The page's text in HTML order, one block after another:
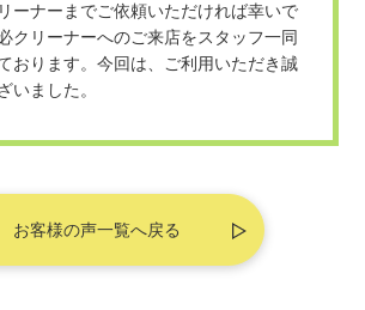
ーナーまでご依頼いただければ幸いで
クリーナーへのご来店をスタッフ一同
おります。今回は、ご利用いただき誠
いました。
お客様の声一覧へ戻る